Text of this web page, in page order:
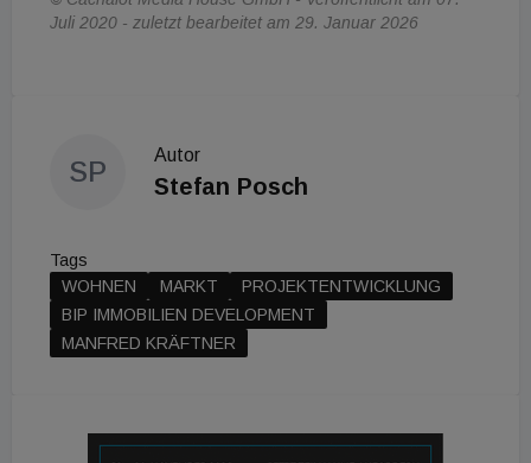
Juli 2020 - zuletzt bearbeitet am 29. Januar 2026
SP
Autor
Stefan Posch
Tags
WOHNEN
MARKT
PROJEKTENTWICKLUNG
BIP IMMOBILIEN DEVELOPMENT
MANFRED KRÄFTNER